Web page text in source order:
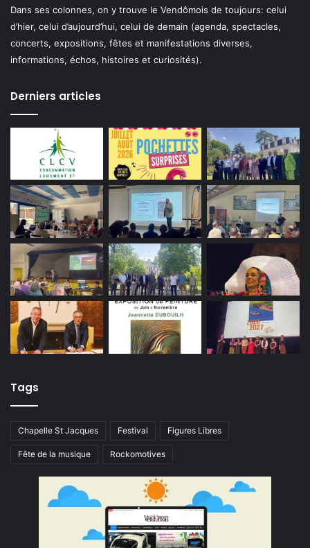
Dans ses colonnes, on y trouve le Vendômois de toujours: celui
d’hier, celui d’aujourd’hui, celui de demain (agenda, spectacles,
concerts, expositions, fêtes et manifestations diverses,
informations, échos, histoires et curiosités).
Derniers articles
Tags
Chapelle St Jacques Festival Figures Libres
Fête de la musique Rockomotives